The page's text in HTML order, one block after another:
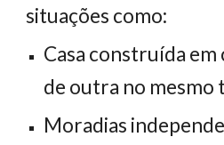
situações como:
Casa construída em
de outra no mesmo
Moradias